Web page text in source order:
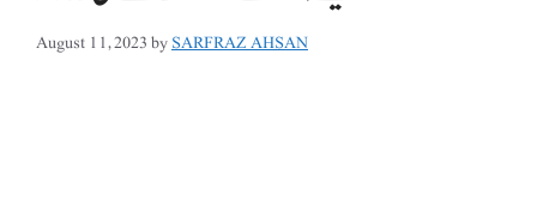
August 11, 2023bySARFRAZ AHSAN